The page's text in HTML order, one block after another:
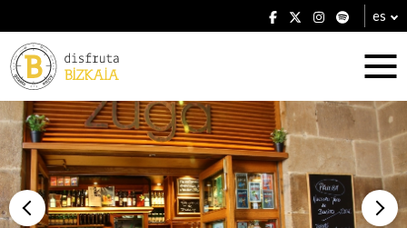
es
Alojamientos